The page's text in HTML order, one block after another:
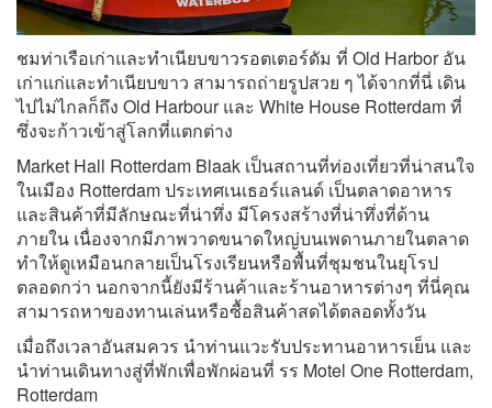
ชมท่าเรือเก่าและทำเนียบขาวรอตเตอร์ดัม ที่ Old Harbor อัน
เก่าแก่และทำเนียบขาว สามารถถ่ายรูปสวย ๆ ได้จากที่นี่ เดิน
ไปไม่ไกลก็ถึง Old Harbour และ White House Rotterdam ที่
ซึ่งจะก้าวเข้าสู่โลกที่แตกต่าง
Market Hall Rotterdam Blaak เป็นสถานที่ท่องเที่ยวที่น่าสนใจ
ในเมือง Rotterdam ประเทศเนเธอร์แลนด์ เป็นตลาดอาหาร
และสินค้าที่มีลักษณะที่น่าทึ่ง มีโครงสร้างที่น่าทึ่งที่ด้าน
ภายใน เนื่องจากมีภาพวาดขนาดใหญ่บนเพดานภายในตลาด
ทำให้ดูเหมือนกลายเป็นโรงเรียนหรือพื้นที่ชุมชนในยุโรป
ตลอดกว่า นอกจากนี้ยังมีร้านค้าและร้านอาหารต่างๆ ที่นี่คุณ
สามารถหาของทานเล่นหรือซื้อสินค้าสดได้ตลอดทั้งวัน
เมื่อถึงเวลาอันสมควร นำท่านแวะรับประทานอาหารเย็น และ
นำท่านเดินทางสู่ที่พักเพื่อพักผ่อนที่ รร Motel One Rotterdam,
Rotterdam